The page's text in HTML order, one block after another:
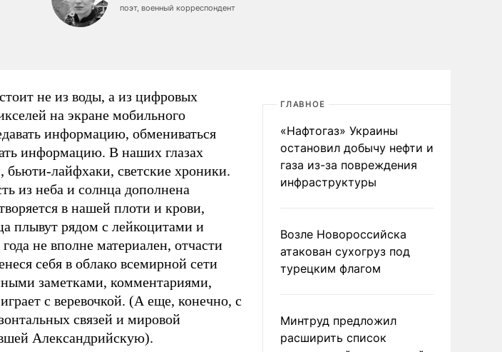
поэт, военный корреспондент
не из воды, а из цифровых
на экране мобильного
информацию, обмениваться
информацию. В наших глазах
бьюти-лайфхаки, светские хроники.
из неба и солнца дополнена
в нашей плоти и крови,
плывут рядом с лейкоцитами и
не вполне материален, отчасти
себя в облако всемирной сети
заметками, комментариями,
с веревочкой. (А еще, конечно, с
связей и мировой
Александрийскую).
ГЛАВНОЕ
«Нафтогаз» Украины
остановил добычу нефти и
газа из-за повреждения
инфраструктуры
Возле Новороссийска
атакован сухогруз под
турецким флагом
Минтруд предложил
расширить список